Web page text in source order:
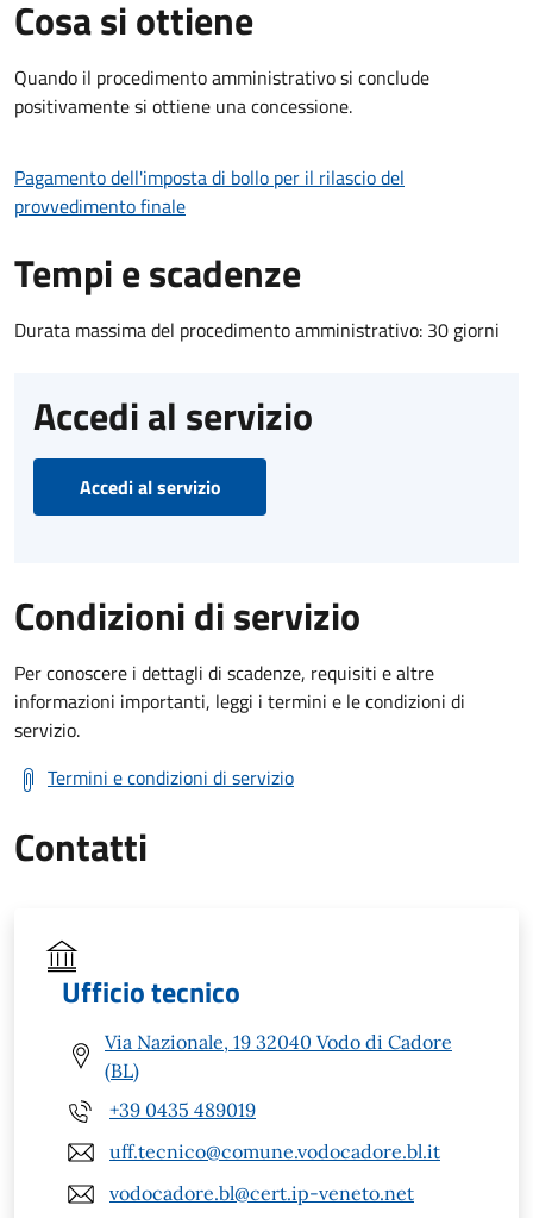
Cosa si ottiene
Quando il procedimento amministrativo si conclude
positivamente si ottiene una concessione.
Pagamento dell'imposta di bollo per il rilascio del
provvedimento finale
Tempi e scadenze
Durata massima del procedimento amministrativo: 30 giorni
Accedi al servizio
Accedi al servizio
Condizioni di servizio
Per conoscere i dettagli di scadenze, requisiti e altre
informazioni importanti, leggi i termini e le condizioni di
servizio.
Termini e condizioni di servizio
Contatti
Ufficio tecnico
Via Nazionale, 19 32040 Vodo di Cadore
(BL)
+39 0435 489019
uff.tecnico@comune.vodocadore.bl.it
vodocadore.bl@cert.ip-veneto.net